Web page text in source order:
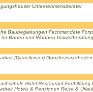
Unternehmensberater
Baubegleitungen Fachmandate
Bauen und Wohnen
(Dienstleister) Ganzheitsmethoden
Hotel Restaurant Fortbildung
Hotels & Pensionen Reise &